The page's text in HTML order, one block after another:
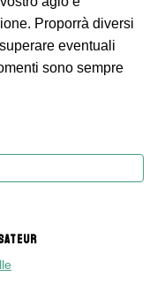
Proporrà diversi
eventuali
sono sempre